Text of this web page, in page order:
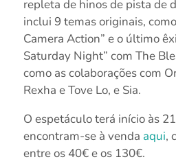
repleta de hinos de pista de
inclui 9 temas originais,
Camera Action” e o último
Saturday Night” com The
como as colaborações com
Rexha e Tove Lo, e Sia.
O espetáculo terá início às
encontram-se à venda aqui,
entre os 40€ e os 130€.